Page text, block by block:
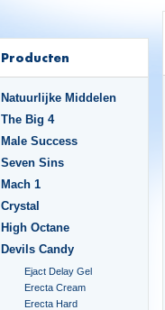
Producten
Natuurlijke Middelen
The Big 4
Male Success
Seven Sins
Mach 1
Crystal
High Octane
Devils Candy
Ejact Delay Gel
Erecta Cream
Erecta Hard